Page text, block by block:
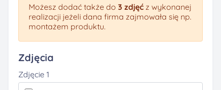
Możesz dodać także do 3 zdjęć z wykonanej
realizacji jeżeli dana firma zajmowała się np.
montażem produktu.
Zdjęcia
Zdjęcie 1